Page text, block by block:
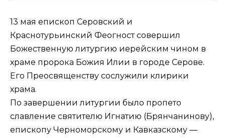
13 мая епископ Серовский и
Краснотурьинский Феогност совершил
Божественную литургию иерейским чином в
храме пророка Божия Илии в городе Серове.
Его Преосвященству сослужили клирики
храма.
По завершении литургии было пропето
славление святителю Игнатию (Брянчанинову),
епископу Черноморскому и Кавказскому —